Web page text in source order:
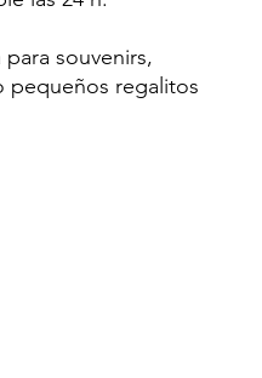
para souvenirs,
pequeños regalitos